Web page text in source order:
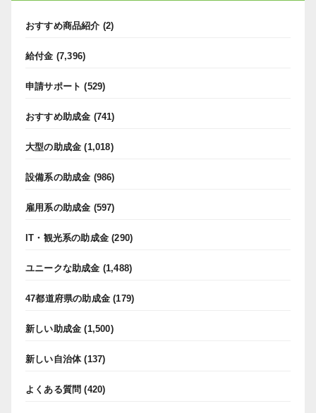
おすすめ商品紹介 (2)
給付金 (7,396)
申請サポート (529)
おすすめ助成金 (741)
大型の助成金 (1,018)
設備系の助成金 (986)
雇用系の助成金 (597)
IT・観光系の助成金 (290)
ユニークな助成金 (1,488)
47都道府県の助成金 (179)
新しい助成金 (1,500)
新しい自治体(137)
よくある質問 (420)